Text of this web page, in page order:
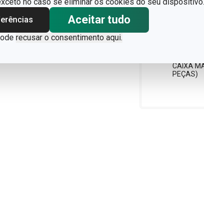
Aceitar tudo
recusar o consentimento aqui. PESO
CAIXA
PEÇAS)